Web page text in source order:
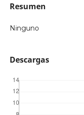
Resumen
Ninguno
Descargas